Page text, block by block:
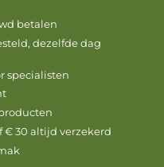
betalen
dezelfde dag
specialisten
€ 30 altijd verzekerd